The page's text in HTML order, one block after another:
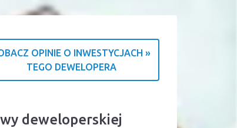
OPINIE O INWESTYCJACH »
TEGO DEWELOPERA
ocen
deweloperskiej